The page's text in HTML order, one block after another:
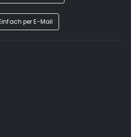
per E-Mail